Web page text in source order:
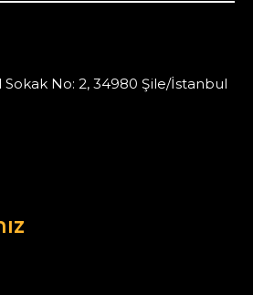
No: 2, 34980 Şile/İstanbul